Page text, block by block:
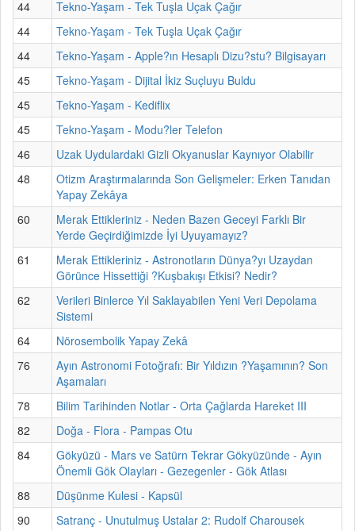
44
Tekno-Yaşam - Tek Tuşla Uçak Çağır
44
Tekno-Yaşam - Tek Tuşla Uçak Çağır
44
Tekno-Yaşam - Apple?ın Hesaplı Dizu?stu? Bilgisayarı
45
Tekno-Yaşam - Dijital İkiz Suçluyu Buldu
45
Tekno-Yaşam - Kediflix
45
Tekno-Yaşam - Modu?ler Telefon
46
Uzak Uydulardaki Gizli Okyanuslar Kaynıyor Olabilir
48
Otizm Araştırmalarında Son Gelişmeler: Erken Tanıdan
Yapay Zekâya
60
Merak Ettikleriniz - Neden Bazen Geceyi Farklı Bir
Yerde Geçirdiğimizde İyi Uyuyamayız?
61
Merak Ettikleriniz - Astronotların Dünya?yı Uzaydan
Görünce Hissettiği ?Kuşbakışı Etkisi? Nedir?
62
Verileri Binlerce Yıl Saklayabilen Yeni Veri Depolama
Sistemi
64
Nörosembolik Yapay Zekâ
76
Ayın Astronomi Fotoğrafı: Bir Yıldızın ?Yaşamının? Son
Aşamaları
78
Bilim Tarihinden Notlar - Orta Çağlarda Hareket III
82
Doğa - Flora - Pampas Otu
84
Gökyüzü - Mars ve Satürn Tekrar Gökyüzünde - Ayın
Önemli Gök Olayları - Gezegenler - Gök Atlası
88
Düşünme Kulesi - Kapsül
90
Satranç - Unutulmuş Ustalar 2: Rudolf Charousek